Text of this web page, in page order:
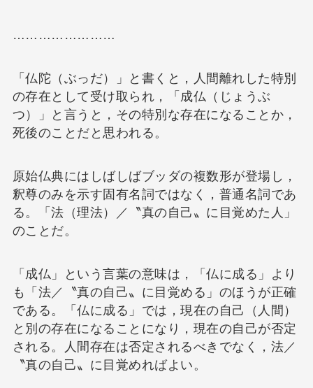
……………………
「仏陀（ぶっだ）」と書くと，人間離れした特別
の存在として受け取られ，「成仏（じょうぶ
つ）」と言うと，その特別な存在になることか，
死後のことだと思われる。
原始仏典にはしばしばブッダの複数形が登場し，
釈尊のみを示す固有名詞ではなく，普通名詞であ
る。「法（理法）／〝真の自己〟に目覚めた人」
のことだ。
「成仏」という言葉の意味は，「仏に成る」より
も「法／〝真の自己〟に目覚める」のほうが正確
である。「仏に成る」では，現在の自己（人間）
と別の存在になることになり，現在の自己が否定
される。人間存在は否定されるべきでなく，法／
〝真の自己〟に目覚めればよい。